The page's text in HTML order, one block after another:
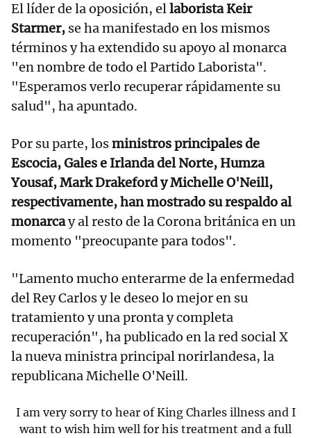
El líder de la oposición, ellaborista Keir
Starmer, se ha manifestado en los mismos
términos y ha extendido su apoyo al monarca
"en nombre de todo el Partido Laborista".
"Esperamos verlo recuperar rápidamente su
salud", ha apuntado.
Por su parte, losministros principales de
Escocia, Gales e Irlanda del Norte, Humza
Yousaf, Mark Drakeford y Michelle O'Neill,
respectivamente, han mostrado su respaldo al
monarcay al resto de la Corona británica en un
momento "preocupante para todos".
"Lamento mucho enterarme de la enfermedad
del Rey Carlos y le deseo lo mejor en su
tratamiento y una pronta y completa
recuperación", ha publicado en la red social X
la nueva ministra principal norirlandesa, la
republicana Michelle O'Neill.
I am very sorry to hear of King Charles illness and I
want to wish him well for his treatment and a full